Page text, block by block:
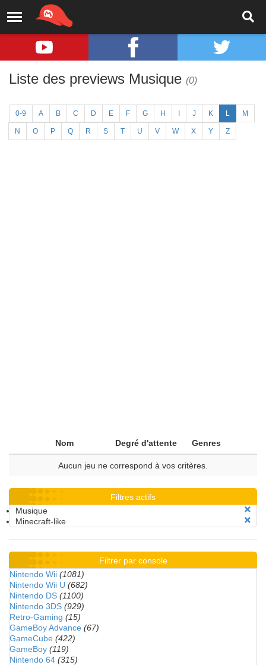
Liste des previews Musique (0)
0-9 A B C D E F G H J K L M
N O P Q R S T U V W X Y Z
Nom Degré d'attente Genres
Aucun jeu ne correspond à vos critères.
Filtres actifs
Musique
Minecraft-like
Filtrer par console
Nintendo Wii (1081)
Nintendo Wii U (682)
Nintendo DS (1100)
Nintendo 3DS (929)
Retro-Gaming (15)
GameBoy Advance (67)
GameCube (422)
GameBoy (119)
Nintendo 64 (315)